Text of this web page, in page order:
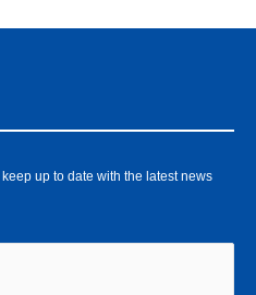
up to date with the latest news